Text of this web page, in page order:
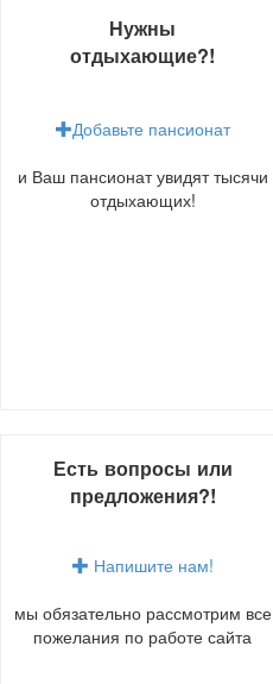
Нужны
отдыхающие?!
Добавьте пансионат
и Ваш пансионат увидят тысячи
отдыхающих!
Есть вопросы или
предложения?!
Напишите нам!
мы обязательно рассмотрим все
пожелания по работе сайта